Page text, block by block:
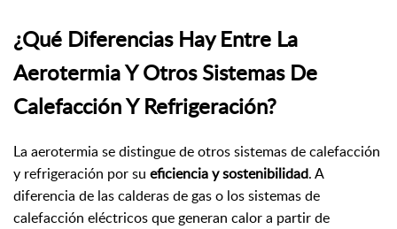
¿Qué Diferencias Hay Entre La
Aerotermia Y Otros Sistemas De
Calefacción Y Refrigeración?
La aerotermia se distingue de otros sistemas de calefacción
y refrigeración por su eficiencia y sostenibilidad. A
diferencia de las calderas de gas o los sistemas de
calefacción eléctricos que generan calor a partir de